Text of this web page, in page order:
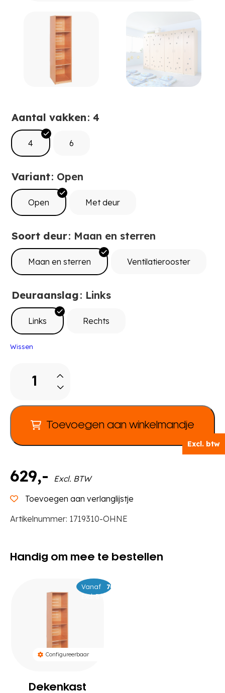
Excl. btw
Aantal vakken: 4
4 6
Variant: Open
Open Met deur
Soort deur: Maan en sterren
Maan en sterren Ventilatierooster
Deuraanslag: Links
Links Rechts
Wissen
629,- Excl. BTW
aanbouwmodel
Toevoegen aan winkelmandje
Toevoegen aan verlanglijstje
Artikelnummer: 1719310-OHNE
Handig om mee te bestellen
Configureerbaar
Dekenkast
Vanaf 749949
Excl. BTW